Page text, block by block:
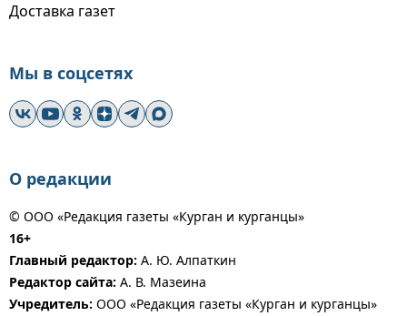
Доставка газет
Мы в соцсетях
О редакции
© ООО «Редакция газеты «Курган и курганцы»
16+
Главный редактор: А. Ю. Алпаткин
Редактор сайта: А. В. Мазеина
Учредитель: ООО «Редакция газеты «Курган и курганцы»